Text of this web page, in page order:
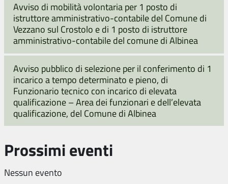
Avviso di mobilità volontaria per 1 posto di
istruttore amministrativo-contabile del Comune di
Vezzano sul Crostolo e di 1 posto di istruttore
amministrativo-contabile del comune di Albinea
Avviso pubblico di selezione per il conferimento di 1
incarico a tempo determinato e pieno, di
Funzionario tecnico con incarico di elevata
qualificazione – Area dei funzionari e dell’elevata
qualificazione, del Comune di Albinea
Prossimi eventi
Nessun evento